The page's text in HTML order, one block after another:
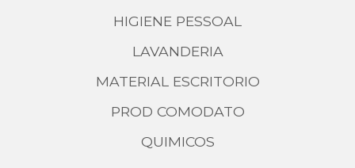
HIGIENE PESSOAL
LAVANDERIA
MATERIAL ESCRITORIO
PROD COMODATO
QUIMICOS